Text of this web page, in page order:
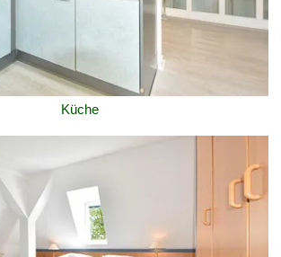
Küche